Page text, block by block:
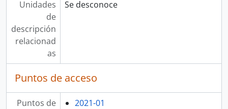
Unidades
de
descripción
relacionad
as
Se desconoce
Puntos de acceso
Puntos de
2021-01